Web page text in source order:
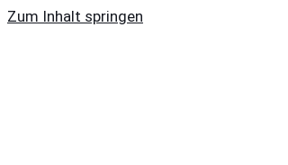
Zum Inhalt springen